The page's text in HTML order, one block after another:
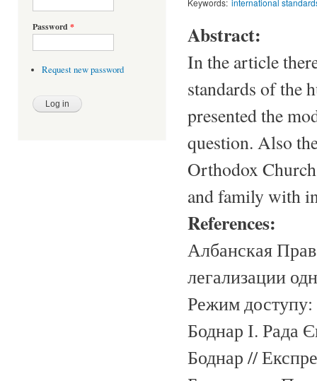
Password *
Request new password
Abstract:
In the article
standards of the
presented the
question. Also
Orthodox
and family with
References:
Албанская
легализации
Режим доступу:
Боднар І. Рада
Боднар //